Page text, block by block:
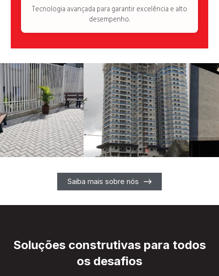
Tecnologia avançada para garantir excelência e alto
desempenho.
Saiba mais sobre nós
Soluções construtivas para todos
os desafios